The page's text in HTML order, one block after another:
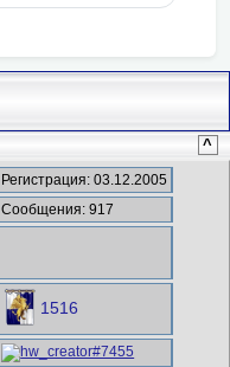
^
Регистрация: 03.12.2005
Сообщения: 917
1516